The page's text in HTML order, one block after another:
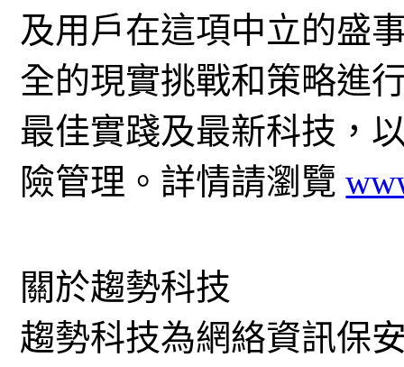
及用戶在這項中立的盛
全的現實挑戰和策略進
最佳實踐及最新科技，
險管理。詳情請瀏覽
關於趨勢科技
趨勢科技為網絡資訊保